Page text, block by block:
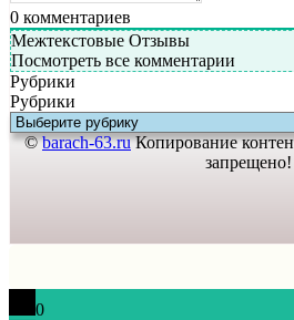
0 комментариев
Межтекстовые Отзывы
Посмотреть все комментарии
Рубрики
Рубрики
©barach-63.ruКопирование
запрещено!
0